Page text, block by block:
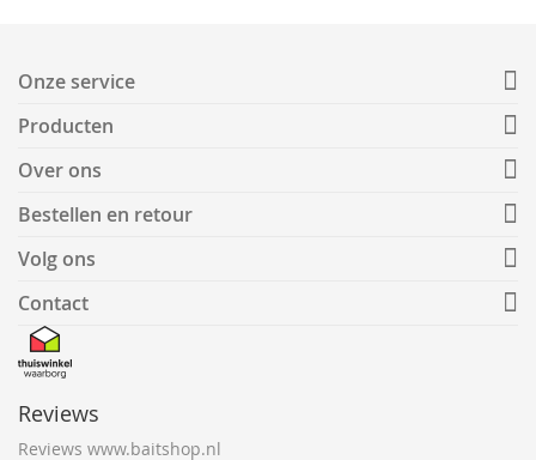
Onze service
Producten
Over ons
Bestellen en retour
Volg ons
Contact
Reviews
Reviews www.baitshop.nl